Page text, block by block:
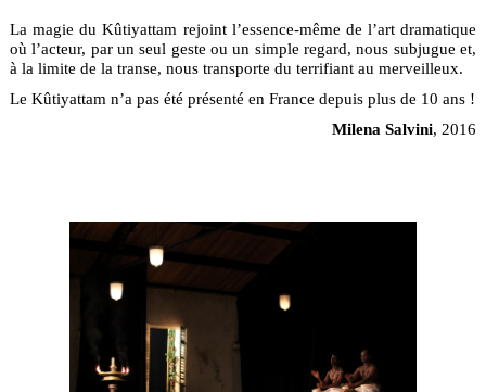
La magie du Kûtiyattam rejoint l’essence-même de l’art dramatique
où l’acteur, par un seul geste ou un simple regard, nous subjugue et,
à la limite de la transe, nous transporte du terrifiant au merveilleux.
Le Kûtiyattam n’a pas été présenté en France depuis plus de 10 ans !
Milena Salvini, 2016